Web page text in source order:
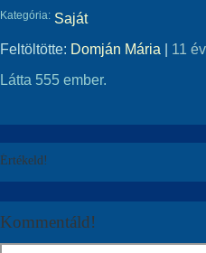
Kategória: Saját
Feltöltötte: Domján Mária | 11
Látta 555 ember.
Értékeld!
Kommentáld!